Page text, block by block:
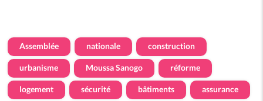
Assemblée nationale construction
urbanisme Moussa Sanogo réforme
logement sécurité bâtiments assurance